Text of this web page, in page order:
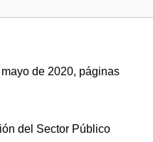
de 2020, páginas
del Sector Público